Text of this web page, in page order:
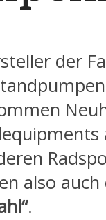
der
also auch
.